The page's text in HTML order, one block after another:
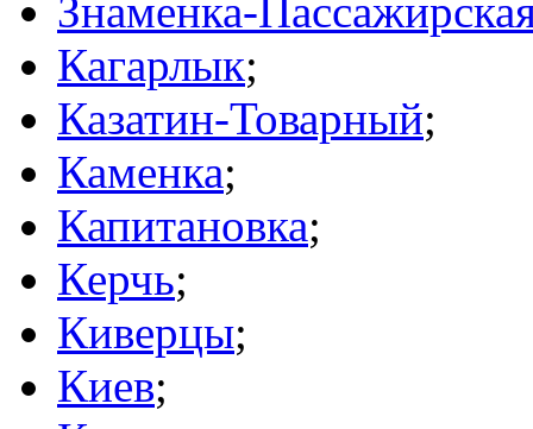
Знаменка-
Кагарлык;
Казатин-Товарный;
Каменка;
Капитановка;
Керчь;
Киверцы;
Киев;